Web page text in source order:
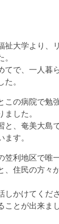
祉大学より、
てで、一人暮
。
この病院で勉
ました。
と、奄美大島
す。
利地区で唯
、住民の方々
しかけてくだ
ことが出来まし